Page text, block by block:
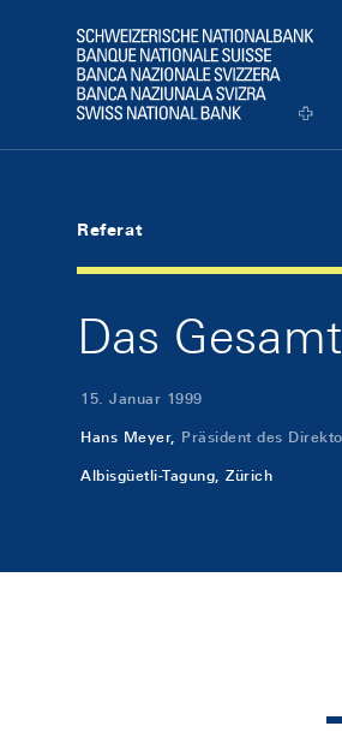
Logo
Referat
Das
15. Januar 1999
Hans Meyer, Präsident des
Albisgüetli-Tagung, Zürich